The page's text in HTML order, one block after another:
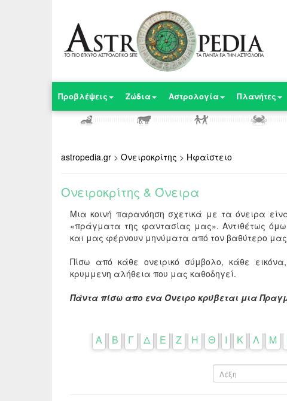
Προβλέψεις Ζώδια Αστρολογία Πλανήτες
astropedia.gr > Ονειροκρίτης > Ηφαίστειο
Ονειροκρίτης & Όνειρα
Μια κοινή παρανόηση σχετικά με τα όνειρα
«πράγματα της φαντασίας μας». Αντιθέτως
και μας φέρνουν μηνύματα από τον βαθύτερο
Πίσω από κάθε ονειρικό σύμβολο, κάθε
κρυμμενη αλήθεια που μας καθοδηγεί.
Πάντα πίσω απο ενα Όνειρο κρύβεται μια
Α Β Γ Δ Ε Ζ Η Θ Ι Κ Λ Μ